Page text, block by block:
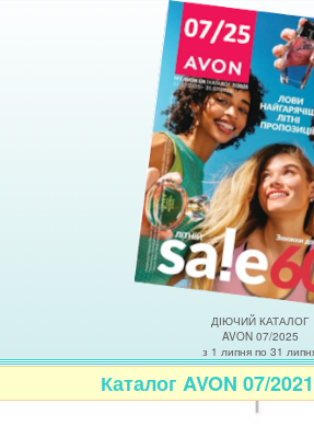
ДІЮЧИЙ КАТАЛОГ
AVON 07/2025
з 1 липня по 31
Каталог AVON 07/